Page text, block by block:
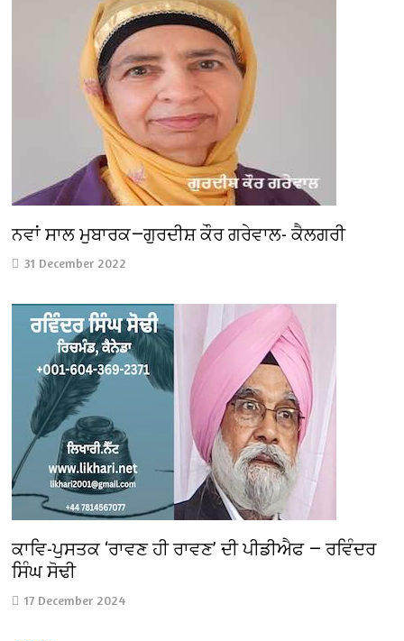
ਨਵਾਂ ਸਾਲ ਮੁਬਾਰਕ—ਗੁਰਦੀਸ਼ ਕੌਰ ਗਰੇਵਾਲ- ਕੈਲਗਰੀ
31 December 2022
ਕਾਵਿ-ਪੁਸਤਕ ‘ਰਾਵਣ ਹੀ ਰਾਵਣ’ ਦੀ ਪੀਡੀਐਫ — ਰਵਿੰਦਰ
ਸਿੰਘ ਸੋਢੀ
17 December 2024